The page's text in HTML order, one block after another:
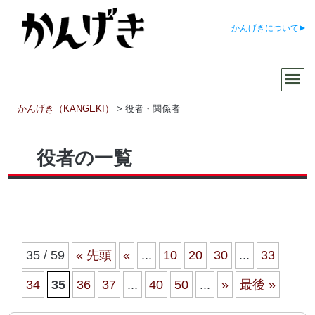
かんげきについて
かんげき（KANGEKI） >役者・関係者
役者の一覧
35 / 59 « 先頭 « ... 10 20 30 ... 33
34 35 36 37 ... 40 50 ... » 最後 »